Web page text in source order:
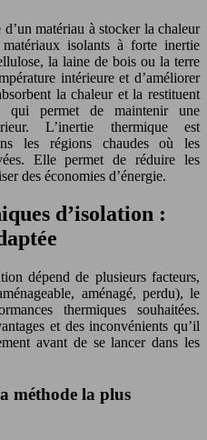
matériau à stocker la chaleur
isolants à forte inertie
la laine de bois ou la terre
intérieure et d’améliorer
la chaleur et la restituent
qui permet de maintenir une
L’inertie thermique est
les régions chaudes où les
Elle permet de réduire les
des économies d’énergie.
d’isolation :
dépend de plusieurs facteurs,
aménagé, perdu), le
thermiques souhaitées.
et des inconvénients qu’il
avant de se lancer dans les
méthode la plus